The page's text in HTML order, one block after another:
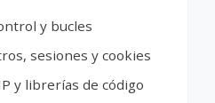
y bucles
sesiones y cookies
y librerías de código